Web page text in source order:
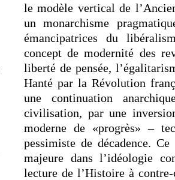
le modèle vertical de
un monarchisme
émancipatrices du
concept de modernité des
liberté de pensée,
Hanté par la Révolution
une continuation
civilisation, par une
moderne de «progrès» –
pessimiste de décadence.
majeure dans l’idéologie
lecture de l’Histoire à